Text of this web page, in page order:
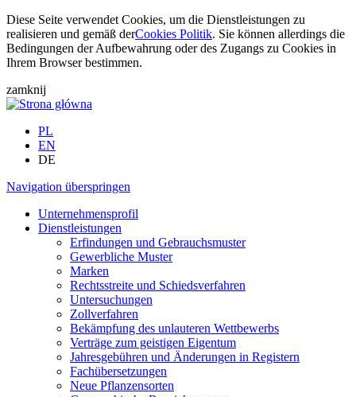
Diese Seite verwendet Cookies, um die Dienstleistungen zu
realisieren und gemäß derCookies Politik. Sie können allerdings die
Bedingungen der Aufbewahrung oder des Zugangs zu Cookies in
Ihrem Browser bestimmen.
zamknij
PL
EN
DE
Navigation überspringen
Unternehmensprofil
Dienstleistungen
Erfindungen und Gebrauchsmuster
Gewerbliche Muster
Marken
Rechtsstreite und Schiedsverfahren
Untersuchungen
Zollverfahren
Bekämpfung des unlauteren Wettbewerbs
Verträge zum geistigen Eigentum
Jahresgebühren und Änderungen in Registern
Fachübersetzungen
Neue Pflanzensorten